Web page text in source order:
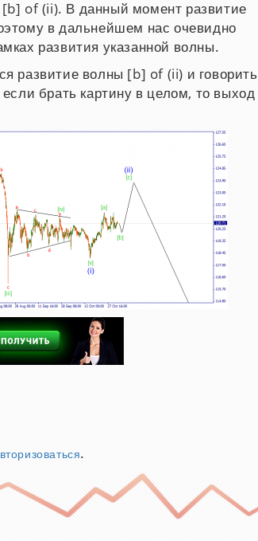
of (ii). В данный момент развитие
в дальнейшем нас очевидно
развития указанной волны.
развитие волны [b] of (ii) и говорить
брать картину в целом, то выход
.